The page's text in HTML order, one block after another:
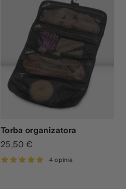
Torba organizatora
25,50 €
4 opinie